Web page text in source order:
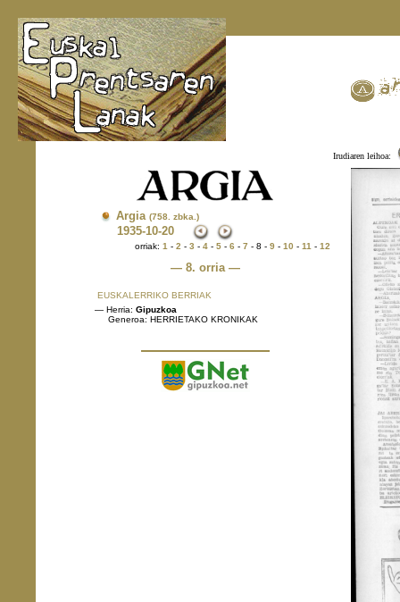
Irudiaren leihoa:
Argia (758. zbka.)
1935-10-20
orriak: 1 - 2 - 3 - 4- 5- 6 - 7 - 8 - 9- 10 - 11 - 12
— 8. orria —
EUSKALERRIKO BERRIAK
— Herria: Gipuzkoa
Generoa: HERRIETAKO KRONIKAK